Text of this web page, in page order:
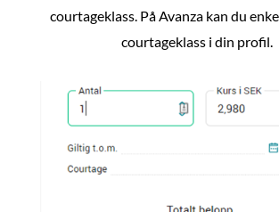
courtageklass. På Avanza kan du
courtageklass i din profil.